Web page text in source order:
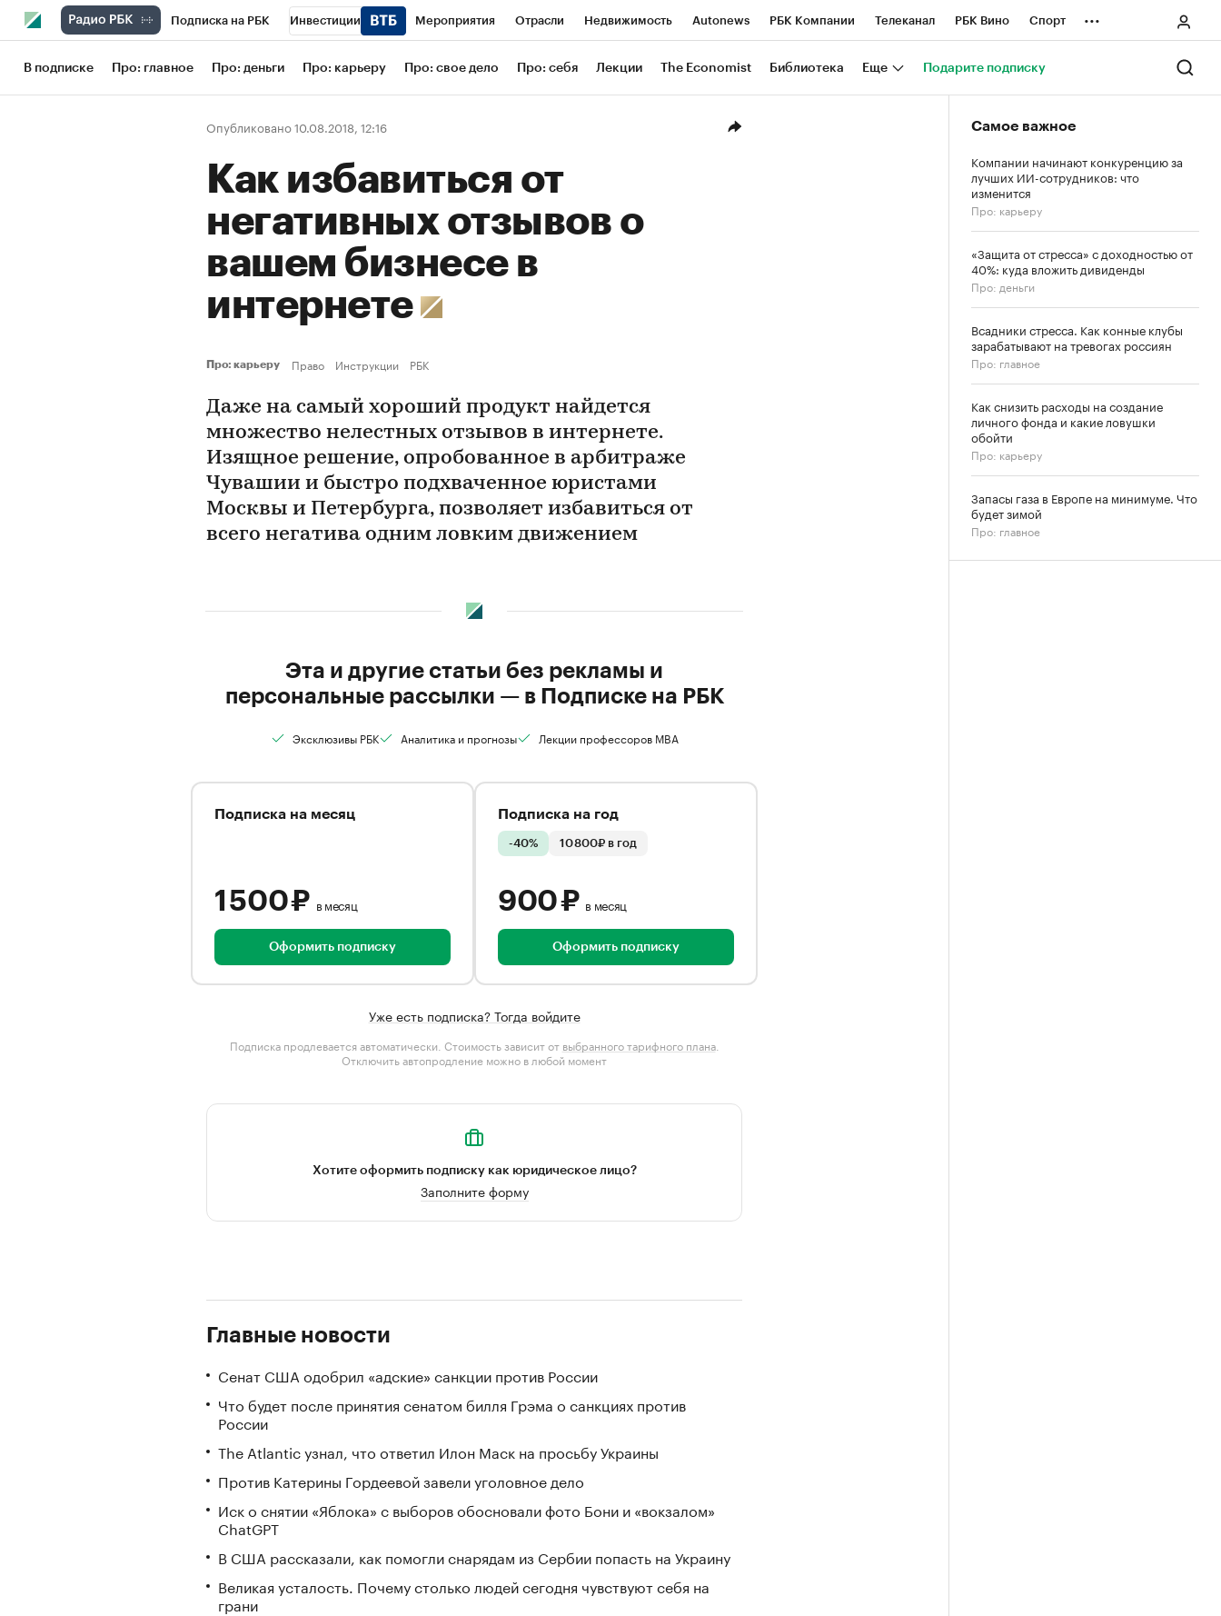
Подписка на РБК Инвестиции Мероприятия Отрасли Недвижимость Autonews РБК Компании Телеканал РБК Вино Спорт
Школа управления РБК РБК Образование РБК Life Тренды Визионеры Национальные проекты Город
Рынок наличной валюты
...
В подписке Про: главное Про: деньги Про: карьеру Про: свое дело Про: себя Лекции The Economist Библиотека Еще Подарите подписку
Опубликовано 10.08.2018, 12:16
Как избавиться от
негативных отзывов о
вашем бизнесе в
интернете
Про: карьеру Право Инструкции РБК
Даже на самый хороший продукт найдется
множество нелестных отзывов в интернете.
Изящное решение, опробованное в арбитраже
Чувашии и быстро подхваченное юристами
Москвы и Петербурга, позволяет избавиться от
всего негатива одним ловким движением
Эта и другие статьи без рекламы и
персональные рассылки — в Подписке на РБК
Эксклюзивы РБК Аналитика и прогнозы Лекции профессоров MBA
Подписка на месяц
1 500 ₽ в месяц
Оформить подписку
Подписка на год
-40% 10 800₽ в год
900 ₽ в месяц
Оформить подписку
Уже есть подписка? Тогда войдите
Подписка продлевается автоматически. Стоимость зависит от выбранного тарифного плана.
Отключить автопродление можно в любой момент
Хотите оформить подписку как юридическое лицо?
Заполните форму
Главные новости
Сенат США одобрил «адские» санкции против России
Что будет после принятия сенатом билля Грэма о санкциях против
России
The Atlantic узнал, что ответил Илон Маск на просьбу Украины
Против Катерины Гордеевой завели уголовное дело
Иск о снятии «Яблока» с выборов обосновали фото Бони и «вокзалом»
ChatGPT
В США рассказали, как помогли снарядам из Сербии попасть на Украину
Великая усталость. Почему столько людей сегодня чувствуют себя на
грани
Самое важное
Компании начинают конкуренцию за
лучших ИИ-сотрудников: что
изменится
Про: карьеру
«Защита от стресса» с доходностью от
40%: куда вложить дивиденды
Про: деньги
Всадники стресса. Как конные клубы
зарабатывают на тревогах россиян
Про: главное
Как снизить расходы на создание
личного фонда и какие ловушки
обойти
Про: карьеру
Запасы газа в Европе на минимуме. Что
будет зимой
Про: главное